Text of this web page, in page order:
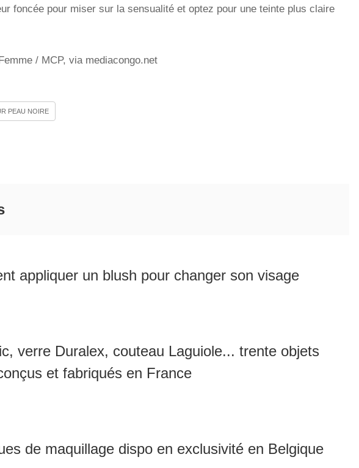
foncée pour miser sur la sensualité et optez pour une teinte plus claire
/ MCP, via mediacongo.net
PEAU NOIRE
appliquer un blush pour changer son visage
verre Duralex, couteau Laguiole... trente objets
et fabriqués en France
de maquillage dispo en exclusivité en Belgique